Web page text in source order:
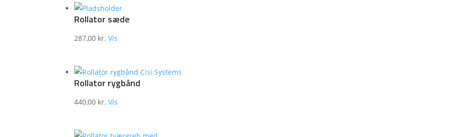
Rollator sæde
287,00 kr. Vis
Rollator rygbånd
440,00 kr. Vis